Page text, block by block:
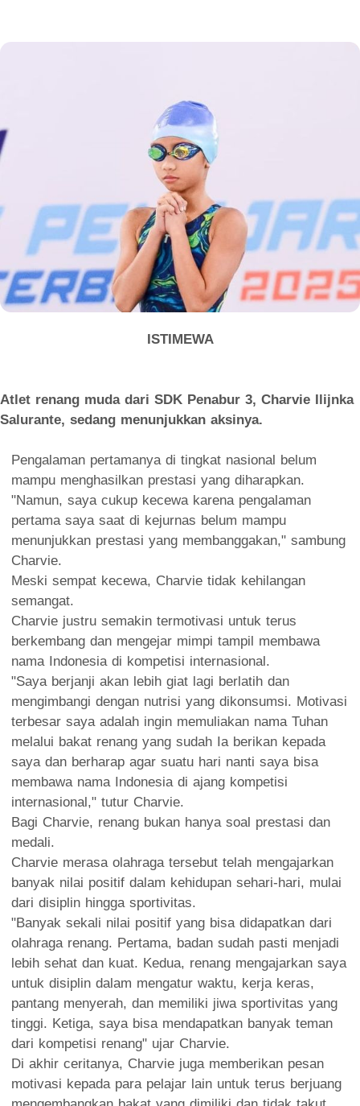
ISTIMEWA
Atlet renang muda dari SDK Penabur 3, Charvie Ilijnka
Salurante, sedang menunjukkan aksinya.
Pengalaman pertamanya di tingkat nasional belum
mampu menghasilkan prestasi yang diharapkan.
"Namun, saya cukup kecewa karena pengalaman
pertama saya saat di kejurnas belum mampu
menunjukkan prestasi yang membanggakan," sambung
Charvie.
Meski sempat kecewa, Charvie tidak kehilangan
semangat.
Charvie justru semakin termotivasi untuk terus
berkembang dan mengejar mimpi tampil membawa
nama Indonesia di kompetisi internasional.
"Saya berjanji akan lebih giat lagi berlatih dan
mengimbangi dengan nutrisi yang dikonsumsi. Motivasi
terbesar saya adalah ingin memuliakan nama Tuhan
melalui bakat renang yang sudah Ia berikan kepada
saya dan berharap agar suatu hari nanti saya bisa
membawa nama Indonesia di ajang kompetisi
internasional," tutur Charvie.
Bagi Charvie, renang bukan hanya soal prestasi dan
medali.
Charvie merasa olahraga tersebut telah mengajarkan
banyak nilai positif dalam kehidupan sehari-hari, mulai
dari disiplin hingga sportivitas.
"Banyak sekali nilai positif yang bisa didapatkan dari
olahraga renang. Pertama, badan sudah pasti menjadi
lebih sehat dan kuat. Kedua, renang mengajarkan saya
untuk disiplin dalam mengatur waktu, kerja keras,
pantang menyerah, dan memiliki jiwa sportivitas yang
tinggi. Ketiga, saya bisa mendapatkan banyak teman
dari kompetisi renang" ujar Charvie.
Di akhir ceritanya, Charvie juga memberikan pesan
motivasi kepada para pelajar lain untuk terus berjuang